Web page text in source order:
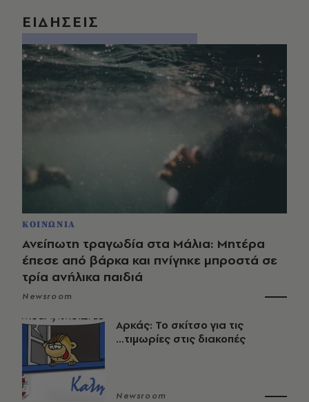
ΕΙΔΗΣΕΙΣ
ΚΟΙΝΩΝΙΑ
Ανείπωτη τραγωδία στα Μάλια: Μητέρα
έπεσε από βάρκα και πνίγηκε μπροστά σε
τρία ανήλικα παιδιά
Newsroom
Αρκάς: Το σκίτσο για τις
...τιμωρίες στις διακοπές
Newsroom